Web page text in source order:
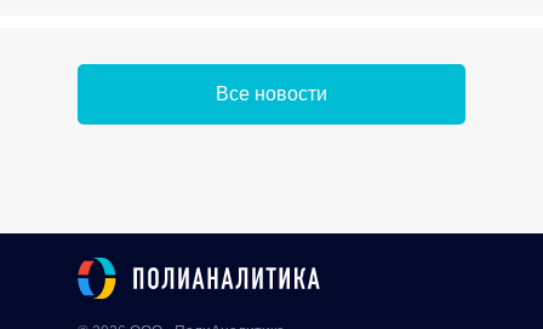
Все новости